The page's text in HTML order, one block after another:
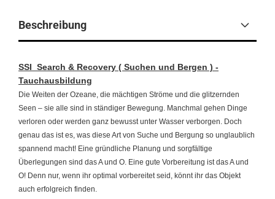
Beschreibung
SSI Search & Recovery ( Suchen und Bergen ) -
Tauchausbildung
Die Weiten der Ozeane, die mächtigen Ströme und die glitzernden
Seen – sie alle sind in ständiger Bewegung. Manchmal gehen Dinge
verloren oder werden ganz bewusst unter Wasser verborgen. Doch
genau das ist es, was diese Art von Suche und Bergung so unglaublich
spannend macht! Eine gründliche Planung und sorgfältige
Überlegungen sind das A und O. Eine gute Vorbereitung ist das A und
O! Denn nur, wenn ihr optimal vorbereitet seid, könnt ihr das Objekt
auch erfolgreich finden.